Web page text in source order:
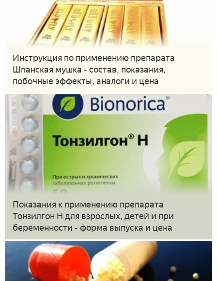
Инструкция по применению препарата
Шпанская мушка - состав, показания,
побочные эффекты, аналоги и цена
Показания к применению препарата
Тонзилгон Н для взрослых, детей и при
беременности - форма выпуска и цена